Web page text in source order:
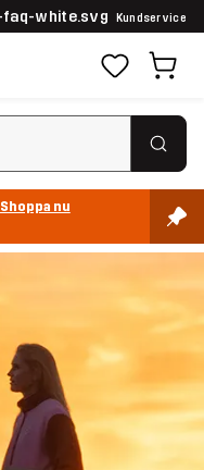
Kundservice
Shoppa nu